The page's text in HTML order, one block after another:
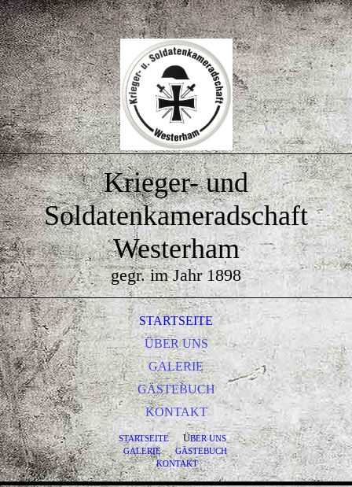
Krieger- und
Soldatenkameradschaft
Westerham
gegr. im Jahr 1898
STARTSEITE
ÜBER UNS
GALERIE
GÄSTEBUCH
KONTAKT
STARTSEITEÜBER UNS
GALERIE
GÄSTEBUCH
KONTAKT